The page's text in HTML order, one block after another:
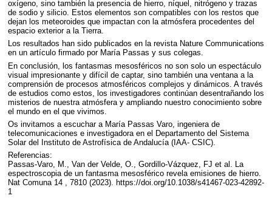
oxígeno, sino también la presencia de hierro, níquel, nitrógeno y trazas
de sodio y silicio. Estos elementos son compatibles con los restos que
dejan los meteoroides que impactan con la atmósfera procedentes del
espacio exterior a la Tierra.
Los resultados han sido publicados en la revista Nature Communications
en un artículo firmado por María Passas y sus colegas.
En conclusión, los fantasmas mesosféricos no son solo un espectáculo
visual impresionante y difícil de captar, sino también una ventana a la
comprensión de procesos atmosféricos complejos y dinámicos. A través
de estudios como estos, los investigadores continúan desentrañando los
misterios de nuestra atmósfera y ampliando nuestro conocimiento sobre
el mundo en el que vivimos.
Os invitamos a escuchar a María Passas Varo, ingeniera de
telecomunicaciones e investigadora en el Departamento del Sistema
Solar del Instituto de Astrofísica de Andalucía (IAA- CSIC).
Referencias:
Passas-Varo, M., Van der Velde, O., Gordillo-Vázquez, FJ et al. La
espectroscopia de un fantasma mesosférico revela emisiones de hierro.
Nat Comuna 14 , 7810 (2023). https://doi.org/10.1038/s41467-023-42892-
1